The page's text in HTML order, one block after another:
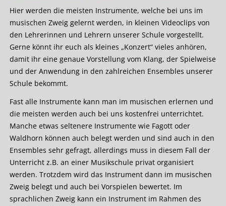
Hier werden die meisten Instrumente, welche bei uns im
musischen Zweig gelernt werden, in kleinen Videoclips von
den Lehrerinnen und Lehrern unserer Schule vorgestellt.
Gerne könnt ihr euch als kleines „Konzert“ vieles anhören,
damit ihr eine genaue Vorstellung vom Klang, der Spielweise
und der Anwendung in den zahlreichen Ensembles unserer
Schule bekommt.
Fast alle Instrumente kann man im musischen erlernen und
die meisten werden auch bei uns kostenfrei unterrichtet.
Manche etwas seltenere Instrumente wie Fagott oder
Waldhorn können auch belegt werden und sind auch in den
Ensembles sehr gefragt, allerdings muss in diesem Fall der
Unterricht z.B. an einer Musikschule privat organisiert
werden. Trotzdem wird das Instrument dann im musischen
Zweig belegt und auch bei Vorspielen bewertet. Im
sprachlichen Zweig kann ein Instrument im Rahmen des